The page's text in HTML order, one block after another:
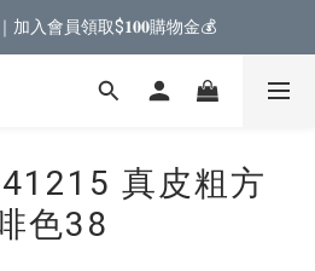
加入會員領取$𝟏𝟎𝟎購物金💰
真皮粗方
色38